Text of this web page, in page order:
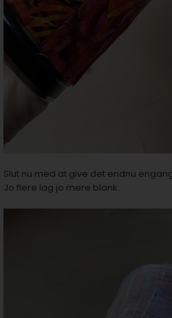
Slut nu med at give det endnu
Jo flere lag jo mere blank.